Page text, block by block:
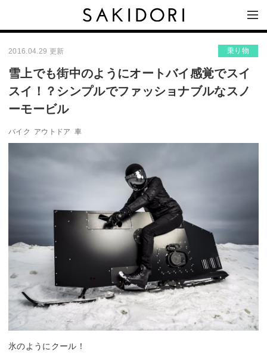
2016.04.29 更新 乗り物
雪上でも街中のようにオートバイ感覚でスイ
スイ！？シンプルでファッショナブルなスノ
ーモービル
バイク アウトドア 車
氷のようにクール！